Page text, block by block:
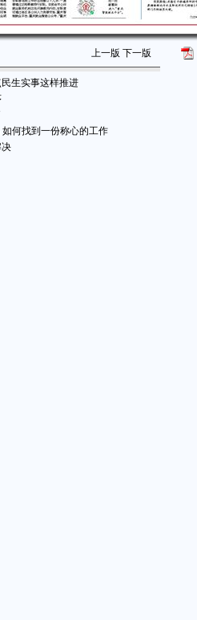
上一版 下一版
生实事这样推进
如何找到一份称心的工作